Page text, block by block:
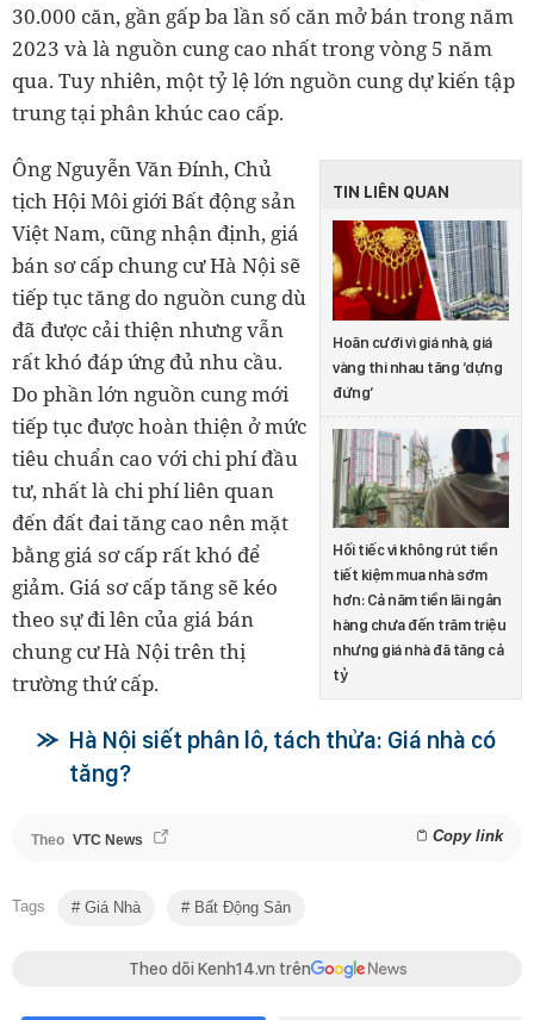
30.000 căn, gần gấp ba lần số căn mở bán trong năm
2023 và là nguồn cung cao nhất trong vòng 5 năm
qua. Tuy nhiên, một tỷ lệ lớn nguồn cung dự kiến tập
trung tại phân khúc cao cấp.
TIN LIÊN QUAN
Hoãn cưới vì giá nhà, giá
vàng thi nhau tăng ‘dựng
đứng’
Hối tiếc vì không rút tiền
tiết kiệm mua nhà sớm
hơn: Cả năm tiền lãi ngân
hàng chưa đến trăm triệu
nhưng giá nhà đã tăng cả
tỷ
Ông Nguyễn Văn Đính, Chủ
tịch Hội Môi giới Bất động sản
Việt Nam, cũng nhận định, giá
bán sơ cấp chung cư Hà Nội sẽ
tiếp tục tăng do nguồn cung dù
đã được cải thiện nhưng vẫn
rất khó đáp ứng đủ nhu cầu.
Do phần lớn nguồn cung mới
tiếp tục được hoàn thiện ở mức
tiêu chuẩn cao với chi phí đầu
tư, nhất là chi phí liên quan
đến đất đai tăng cao nên mặt
bằng giá sơ cấp rất khó để
giảm. Giá sơ cấp tăng sẽ kéo
theo sự đi lên của giá bán
chung cư Hà Nội trên thị
trường thứ cấp.
Hà Nội siết phân lô, tách thửa: Giá nhà có
tăng?
Theo VTC News Copy link
Tags Giá Nhà Bất Động Sản
Theo dõi Kenh14.vn trên